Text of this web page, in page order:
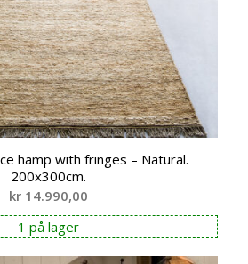
hamp with fringes – Natural.
200x300cm.
kr 14.990,00
1 på lager